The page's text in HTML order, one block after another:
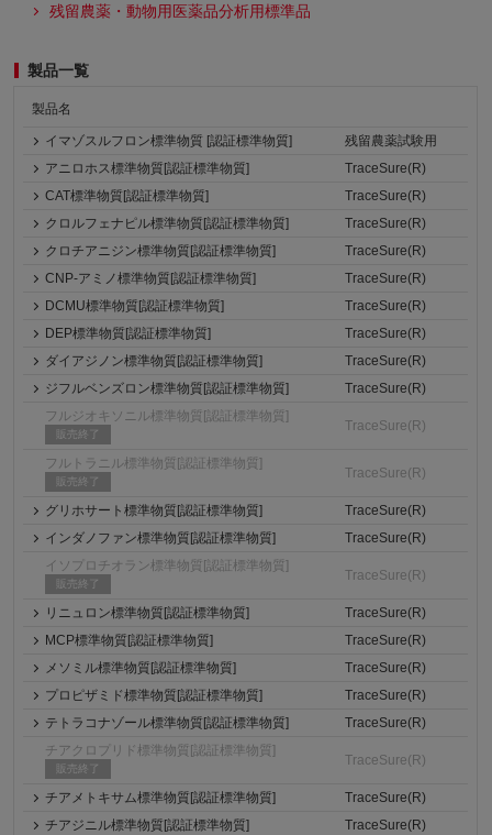
残留農薬・動物用医薬品分析用標準品
製品一覧
製品名
イマゾスルフロン標準物質 [認証標準物質]
残留農薬試験用
アニロホス標準物質[認証標準物質]
TraceSure(R)
CAT標準物質[認証標準物質]
TraceSure(R)
クロルフェナピル標準物質[認証標準物質]
TraceSure(R)
クロチアニジン標準物質[認証標準物質]
TraceSure(R)
CNP-アミノ標準物質[認証標準物質]
TraceSure(R)
DCMU標準物質[認証標準物質]
TraceSure(R)
DEP標準物質[認証標準物質]
TraceSure(R)
ダイアジノン標準物質[認証標準物質]
TraceSure(R)
ジフルベンズロン標準物質[認証標準物質]
TraceSure(R)
フルジオキソニル標準物質[認証標準物質]
販売終了
TraceSure(R)
フルトラニル標準物質[認証標準物質]
販売終了
TraceSure(R)
グリホサート標準物質[認証標準物質]
TraceSure(R)
インダノファン標準物質[認証標準物質]
TraceSure(R)
イソプロチオラン標準物質[認証標準物質]
販売終了
TraceSure(R)
リニュロン標準物質[認証標準物質]
TraceSure(R)
MCP標準物質[認証標準物質]
TraceSure(R)
メソミル標準物質[認証標準物質]
TraceSure(R)
プロピザミド標準物質[認証標準物質]
TraceSure(R)
テトラコナゾール標準物質[認証標準物質]
TraceSure(R)
チアクロプリド標準物質[認証標準物質]
販売終了
TraceSure(R)
チアメトキサム標準物質[認証標準物質]
TraceSure(R)
チアジニル標準物質[認証標準物質]
TraceSure(R)